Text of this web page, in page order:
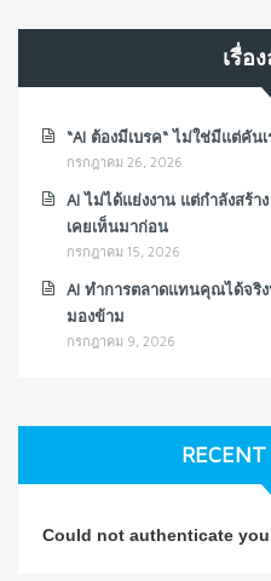
เรื่อ
“AI ต้องมีเบรค“ ไม่ใช่มีแต่คันเ
กรกฎาคม 26, 2026
AI ไม่ได้แย่งงาน แต่กำลังสร้า
เคยเห็นมาก่อน
กรกฎาคม 15, 2026
AI ทำการตลาดแทนคุณได้จริ
มองข้าม
กรกฎาคม 9, 2026
Could not authenticate